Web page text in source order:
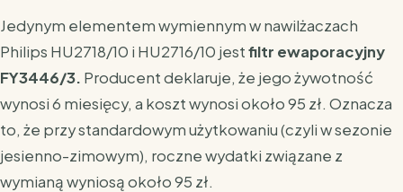
Jedynym elementem wymiennym w nawilżaczach
Philips HU2718/10 i HU2716/10 jestfiltr ewaporacyjny
FY3446/3. Producent deklaruje, że jego żywotność
wynosi 6 miesięcy, a koszt wynosi około 95 zł. Oznacza
to, że przy standardowym użytkowaniu (czyli w sezonie
jesienno-zimowym), roczne wydatki związane z
wymianą wyniosą około 95 zł.